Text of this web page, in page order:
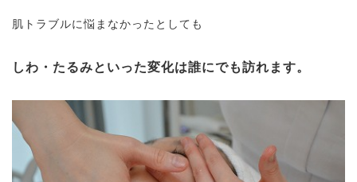
肌トラブルに悩まなかったとしても
しわ・たるみといった変化は誰にでも訪れます。